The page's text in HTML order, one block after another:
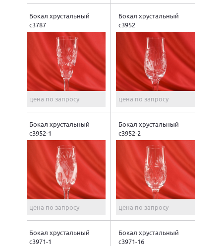
Бокал хрустальный
с3787
цена по запросу
Бокал хрустальный
с3952
цена по запросу
Бокал хрустальный
с3952-1
цена по запросу
Бокал хрустальный
с3952-2
цена по запросу
Бокал хрустальный
с3971-1
Бокал хрустальный
с3971-16